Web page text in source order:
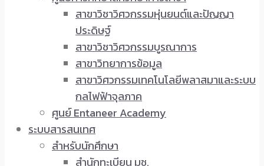
สาขาวิชาวิศวกรรมหุ่นยนต์และปัญญา
ประดิษฐ์
สาขาวิชาวิศวกรรมบูรณาการ
สาขาวิทยาการข้อมูล
สาขาวิศวกรรมเทคโนโลยีพลาสมาและระบบ
กลไฟฟ้าจุลภาค
ศูนย์ Entaneer Academy
ระบบสารสนเทศ
สำหรับนักศึกษา
สำนักทะเบียน มช.